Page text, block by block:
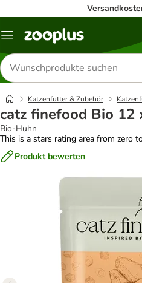
Menü
Produkte
suchen
Katzenfutter & Zubehör
catz finefood Bio 12
Bio-Huhn
This is a stars rating area from zero
Produkt bewerten